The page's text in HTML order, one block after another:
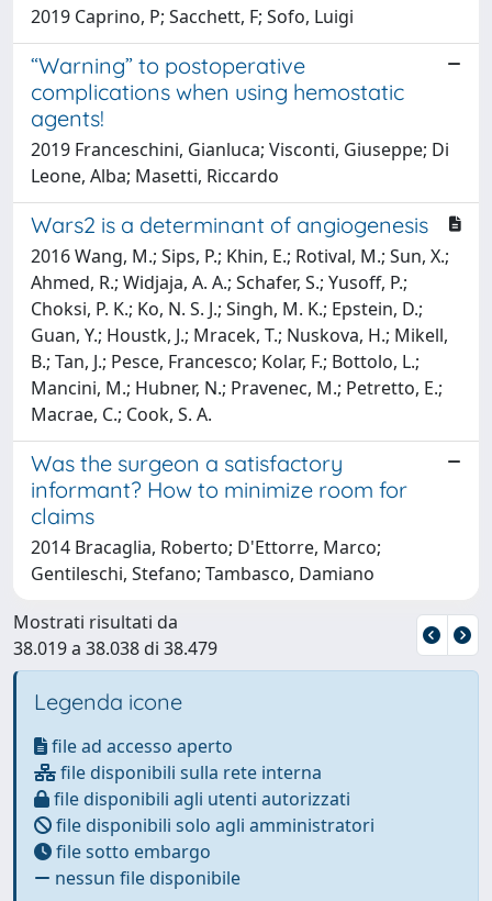
2019 Caprino, P; Sacchett, F; Sofo, Luigi
“Warning” to postoperative
complications when using hemostatic
agents!
2019 Franceschini, Gianluca; Visconti, Giuseppe; Di
Leone, Alba; Masetti, Riccardo
Wars2 is a determinant of angiogenesis
2016 Wang, M.; Sips, P.; Khin, E.; Rotival, M.; Sun, X.;
Ahmed, R.; Widjaja, A. A.; Schafer, S.; Yusoff, P.;
Choksi, P. K.; Ko, N. S. J.; Singh, M. K.; Epstein, D.;
Guan, Y.; Houstk, J.; Mracek, T.; Nuskova, H.; Mikell,
B.; Tan, J.; Pesce, Francesco; Kolar, F.; Bottolo, L.;
Mancini, M.; Hubner, N.; Pravenec, M.; Petretto, E.;
Macrae, C.; Cook, S. A.
Was the surgeon a satisfactory
informant? How to minimize room for
claims
2014 Bracaglia, Roberto; D'Ettorre, Marco;
Gentileschi, Stefano; Tambasco, Damiano
Mostrati risultati da
38.019 a 38.038 di 38.479
Legenda icone
file ad accesso aperto
file disponibili sulla rete interna
file disponibili agli utenti autorizzati
file disponibili solo agli amministratori
file sotto embargo
nessun file disponibile